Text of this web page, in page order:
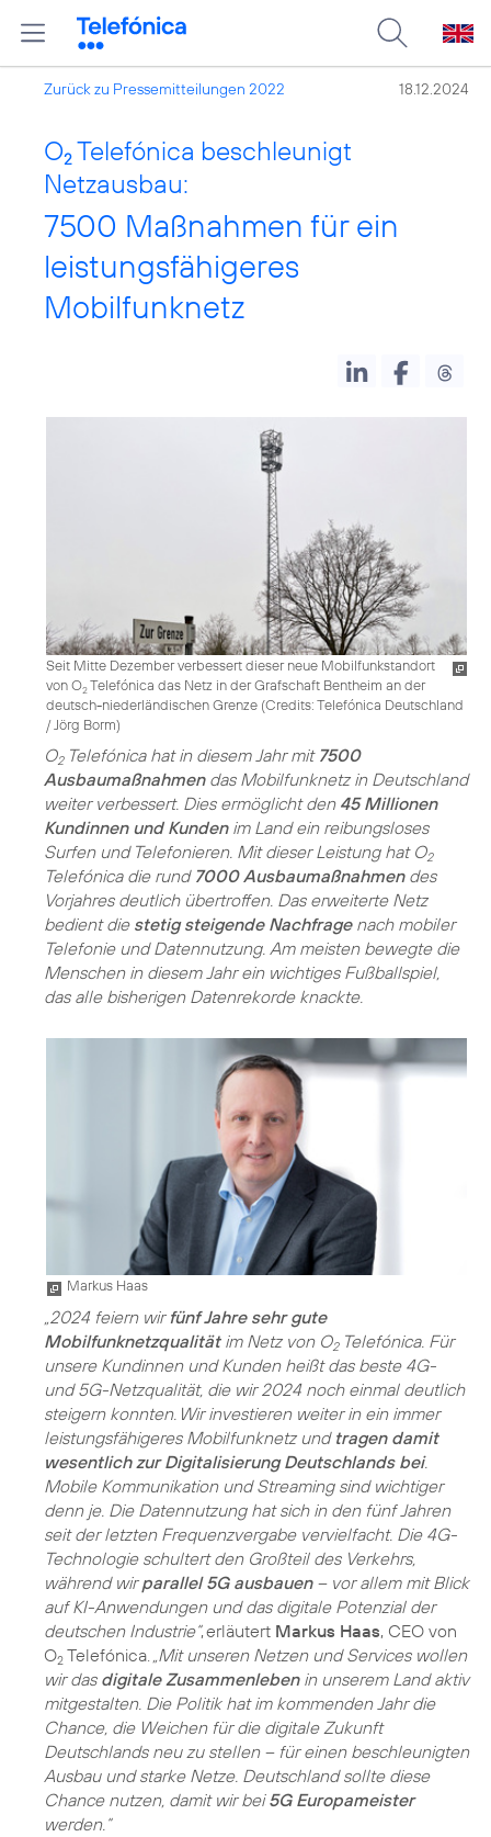
Zurück zu Pressemitteilungen 2022 18.12.2024
O2 Telefónica beschleunigt
Netzausbau:
7500 Maßnahmen für ein
leistungsfähigeres
Mobilfunknetz
Seit Mitte Dezember verbessert dieser neue Mobilfunkstandort
von O2Telefónica das Netz in der Grafschaft Bentheim an der
deutsch-niederländischen Grenze (Credits: Telefónica Deutschland
/ Jörg Borm)
O2Telefónica hat in diesem Jahr mit 7500
Ausbaumaßnahmendas Mobilfunknetz in Deutschland
weiter verbessert. Dies ermöglicht den 45 Millionen
Kundinnen und Kundenim Land ein reibungsloses
Surfen und Telefonieren. Mit dieser Leistung hat O2
Telefónica die rund 7000 Ausbaumaßnahmendes
Vorjahres deutlich übertroffen. Das erweiterte Netz
bedient die stetig steigende Nachfragenach mobiler
Telefonie und Datennutzung. Am meisten bewegte die
Menschen in diesem Jahr ein wichtiges Fußballspiel,
das alle bisherigen Datenrekorde knackte.
Markus Haas
„2024 feiern wirfünf Jahre sehr gute
Mobilfunknetzqualitätim Netz von O2Telefónica. Für
unsere Kundinnen und Kunden heißt das beste 4G-
und 5G-Netzqualität, die wir 2024 noch einmal deutlich
steigern konnten. Wir investieren weiter in ein immer
leistungsfähigeres Mobilfunknetz und tragen damit
wesentlich zur Digitalisierung Deutschlands bei.
Mobile Kommunikation und Streaming sind wichtiger
denn je. Die Datennutzung hat sich in den fünf Jahren
seit der letzten Frequenzvergabe vervielfacht. Die 4G-
Technologie schultert den Großteil des Verkehrs,
während wirparallel 5G ausbauen– vor allem mit Blick
auf KI-Anwendungen und das digitale Potenzial der
deutschen Industrie“, erläutert Markus Haas, CEO von
O2 Telefónica.„Mit unseren Netzen und Services wollen
wir das digitale Zusammenlebenin unserem Land aktiv
mitgestalten. Die Politik hat im kommenden Jahr die
Chance, die Weichen für die digitale Zukunft
Deutschlands neu zu stellen – für einen beschleunigten
Ausbau und starke Netze. Deutschland sollte diese
Chance nutzen, damit wir bei5G Europameister
werden.“